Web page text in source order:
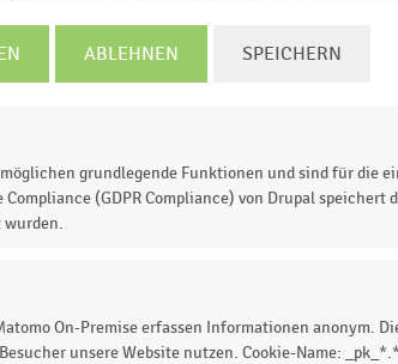
2010 2012201320142015 20172018201920202021
Einzelhandel im engeren Sinne in
(in Prozent) auf. Nach
Einzelhandel im engeren Sinne, also
im Jahr 2025 ein reales
ABLEHNEN SPEICHERN
grundlegende Funktionen und sind für die
(GDPR Compliance) von Drupal
wurden.
On-Premise erfassen Informationen anonym.
unsere Website nutzen. Cookie-Name: